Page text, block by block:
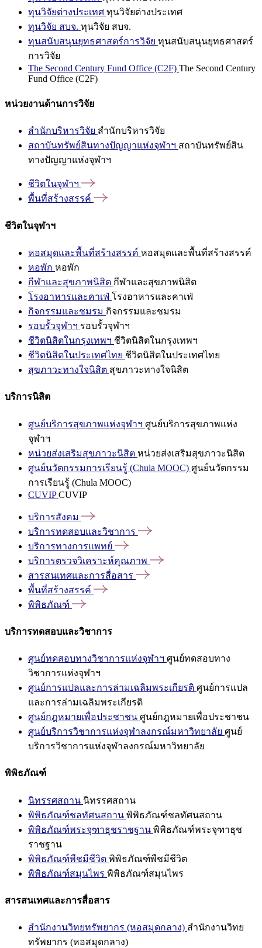
ทุนวิจัยต่างประเทศ ทุนวิจัยต่างประเทศ
ทุนวิจัย สบจ. ทุนวิจัย สบจ.
ทุนสนับสนุนยุทธศาสตร์การวิจัย ทุนสนับสนุนยุทธศาสตร์
การวิจัย
The Second Century Fund Office (C2F) The Second Century
Fund Office (C2F)
หน่วยงานด้านการวิจัย
สำนักบริหารวิจัย สำนักบริหารวิจัย
สถาบันทรัพย์สินทางปัญญาแห่งจุฬาฯ สถาบันทรัพย์สิน
ทางปัญญาแห่งจุฬาฯ
ชีวิตในจุฬาฯ
พื้นที่สร้างสรรค์
ชีวิตในจุฬาฯ
หอสมุดและพื้นที่สร้างสรรค์ หอสมุดและพื้นที่สร้างสรรค์
หอพัก หอพัก
กีฬาและสุขภาพนิสิต กีฬาและสุขภาพนิสิต
โรงอาหารและคาเฟ่ โรงอาหารและคาเฟ่
กิจกรรมและชมรม กิจกรรมและชมรม
รอบรั้วจุฬาฯ รอบรั้วจุฬาฯ
ชีวิตนิสิตในกรุงเทพฯ ชีวิตนิสิตในกรุงเทพฯ
ชีวิตนิสิตในประเทศไทย ชีวิตนิสิตในประเทศไทย
สุขภาวะทางใจนิสิต สุขภาวะทางใจนิสิต
บริการนิสิต
ศูนย์บริการสุขภาพแห่งจุฬาฯ ศูนย์บริการสุขภาพแห่ง
จุฬาฯ
หน่วยส่งเสริมสุขภาวะนิสิต หน่วยส่งเสริมสุขภาวะนิสิต
ศูนย์นวัตกรรมการเรียนรู้ (Chula MOOC) ศูนย์นวัตกรรม
การเรียนรู้ (Chula MOOC)
CUVIPCUVIP
บริการสังคม
บริการทดสอบและวิชาการ
บริการทางการแพทย์
บริการตรวจวิเคราะห์คุณภาพ
สารสนเทศและการสื่อสาร
พื้นที่สร้างสรรค์
พิพิธภัณฑ์
บริการทดสอบและวิชาการ
ศูนย์ทดสอบทางวิชาการแห่งจุฬาฯ ศูนย์ทดสอบทาง
วิชาการแห่งจุฬาฯ
ศูนย์การแปลและการล่ามเฉลิมพระเกียรติ ศูนย์การแปล
และการล่ามเฉลิมพระเกียรติ
ศูนย์กฎหมายเพื่อประชาชน ศูนย์กฎหมายเพื่อประชาชน
ศูนย์บริการวิชาการแห่งจุฬาลงกรณ์มหาวิทยาลัย ศูนย์
บริการวิชาการแห่งจุฬาลงกรณ์มหาวิทยาลัย
พิพิธภัณฑ์
นิทรรศสถาน นิทรรศสถาน
พิพิธภัณฑ์ชลทัศนสถาน พิพิธภัณฑ์ชลทัศนสถาน
พิพิธภัณฑ์พระจุฑาธุชราชฐาน พิพิธภัณฑ์พระจุฑาธุช
ราชฐาน
พิพิธภัณฑ์พืชมีชีวิต พิพิธภัณฑ์พืชมีชีวิต
พิพิธภัณฑ์สมุนไพร พิพิธภัณฑ์สมุนไพร
สารสนเทศและการสื่อสาร
สำนักงานวิทยทรัพยากร (หอสมุดกลาง) สำนักงานวิทย
ทรัพยากร (หอสมุดกลาง)